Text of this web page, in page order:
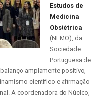
Estudos de
Medicina
Obstétrica
(NEMO), da
Sociedade
Portuguesa de
amplamente positivo,
científico e afirmação
A coordenadora do Núcleo,